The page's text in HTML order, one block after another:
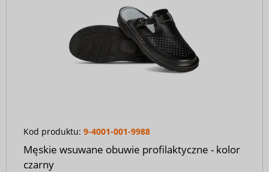
Kod produktu: 9-4001-001-9988
Męskie wsuwane obuwie profilaktyczne - kolor
czarny